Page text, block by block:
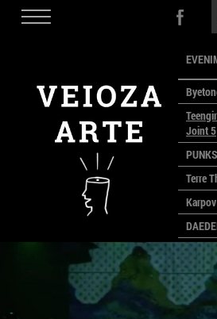
Joint 5
Terre
anului